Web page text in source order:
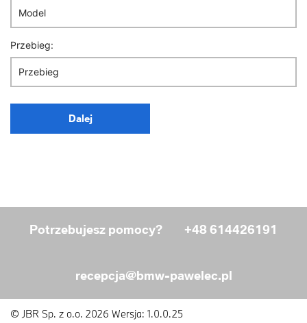
Przebieg:
Dalej
Potrzebujesz pomocy? +48 614426191
recepcja@bmw-pawelec.pl
© JBR Sp. z o.o. 2026 Wersja: 1.0.0.25